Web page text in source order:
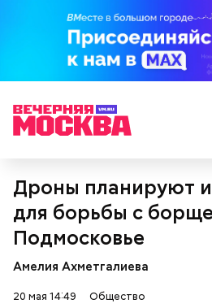
Дроны планируют
для борьбы с
Подмосковье
Амелия Ахметгалиева
20 мая 14:49 Общество